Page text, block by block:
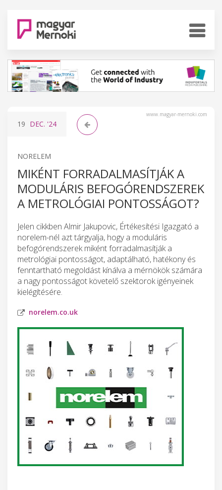
www.magyar-mernoki.com
19 DEC. '24
NORELEM
MIKÉNT FORRADALMASÍTJÁK A
MODULÁRIS BEFOGÓRENDSZEREK
A METROLÓGIAI PONTOSSÁGOT?
Jelen cikkben Almir Jakupovic, Értékesítési Igazgató a
norelem-nél azt tárgyalja, hogy a moduláris
befogórendszerek miként forradalmasítják a
metrológiai pontosságot, adaptálható, hatékony és
fenntartható megoldást kínálva a mérnökök számára
a nagy pontosságot követelő szektorok igényeinek
kielégítésére.
norelem.co.uk